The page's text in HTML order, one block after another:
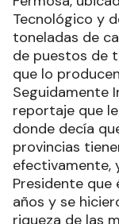
Tecnológico y
toneladas de
de puestos de
que lo
Seguidamente
reportaje que
donde decía
provincias
efectivamente,
Presidente
años y se
riqueza de las